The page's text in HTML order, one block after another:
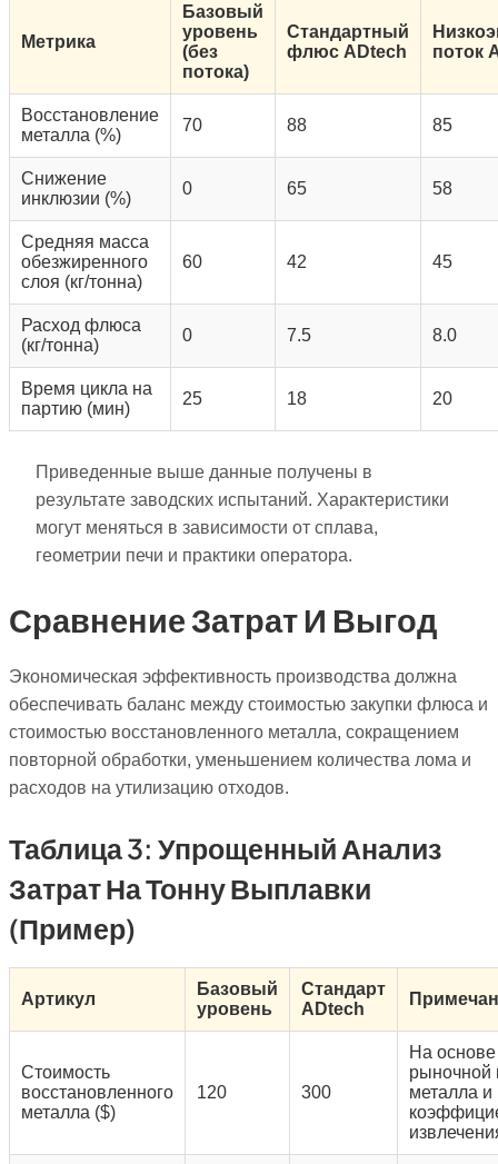
Метрика
Базовый
уровень
(без
потока)
Стандартный
флюс ADtech
поток
Восстановление
металла (%)
70 88 85
Снижение
инклюзии (%)
0 65 58
Средняя масса
обезжиренного
слоя (кг/тонна)
60 42 45
Расход флюса
(кг/тонна)
0 7.5 8.0
Время цикла на
партию (мин)
25 18 20
Приведенные выше данные получены в
результате заводских испытаний. Характеристики
могут меняться в зависимости от сплава,
геометрии печи и практики оператора.
Сравнение Затрат И Выгод
Экономическая эффективность производства должна
обеспечивать баланс между стоимостью закупки флюса и
стоимостью восстановленного металла, сокращением
повторной обработки, уменьшением количества лома и
расходов на утилизацию отходов.
Таблица 3: Упрощенный Анализ
Затрат На Тонну Выплавки
(пример)
Артикул
Базовый
уровень
Стандарт
ADtech
Стоимость
восстановленного
металла ($)
120 300
На основе
рыночной
металла и